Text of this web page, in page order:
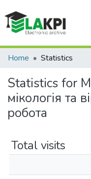
Communities &
All of DSpace
Home Statistics
Statistics for
мікологія та
робота
Total visits